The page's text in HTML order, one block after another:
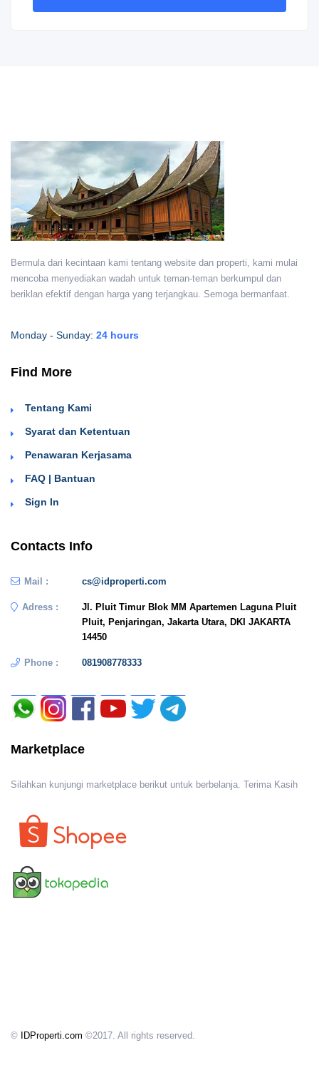
Bermula dari kecintaan kami tentang website dan properti, kami mulai
mencoba menyediakan wadah untuk teman-teman berkumpul dan
beriklan efektif dengan harga yang terjangkau. Semoga bermanfaat.
Monday - Sunday: 24 hours
Find More
Tentang Kami
Syarat dan Ketentuan
Penawaran Kerjasama
FAQ | Bantuan
Sign In
Contacts Info
Mail : cs@idproperti.com
Adress :
Jl. Pluit Timur Blok MM Apartemen Laguna Pluit
Pluit, Penjaringan, Jakarta Utara, DKI JAKARTA
14450
Phone : 081908778333
Marketplace
Silahkan kunjungi marketplace berikut untuk berbelanja. Terima Kasih
© IDProperti.com ©2017. All rights reserved.